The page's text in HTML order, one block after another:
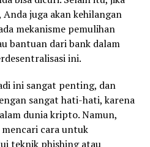
juga akan kehilangan
mekanisme pemulihan
bantuan dari bank dalam
ini.
ini sangat penting, dan
sangat hati-hati, karena
dunia kripto. Namun,
cara untuk
teknik phishing atau